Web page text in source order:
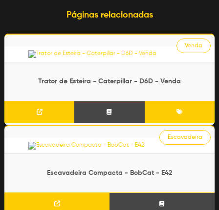
Páginas relacionadas
Trator de Esteira - Caterpillar - D6D - Venda
Venda
Escavadeira Compacta - BobCat - E42
Escavadeira